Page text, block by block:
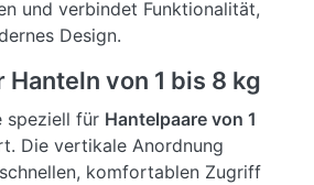
und verbindet Funktionalität,
Design.
von 1 bis 8 kg
speziell für Hantelpaare von 1
Die vertikale Anordnung
komfortablen Zugriff